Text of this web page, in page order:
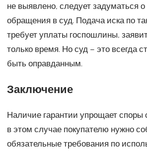
не выявлено, следует задуматься о
обращения в суд. Подача иска по
требует уплаты госпошлины,
только время. Но суд – это всегда
быть оправданным.
Заключение
Наличие гарантии упрощает споры
в этом случае покупателю нужно
обязательные требования по